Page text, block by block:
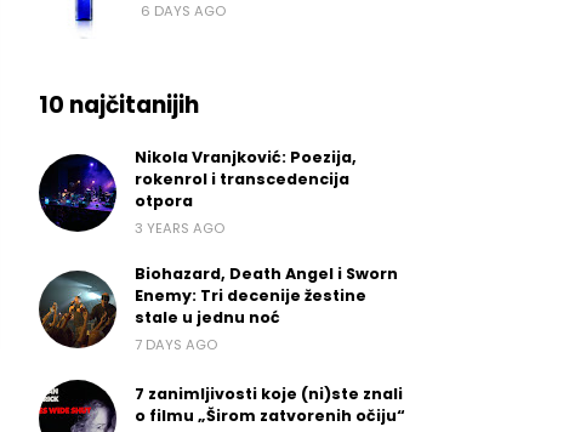
6 DAYS AGO
10 najčitanijih
Nikola Vranjković: Poezija,
rokenrol i transcedencija
otpora
3 YEARS AGO
Biohazard, Death Angel i Sworn
Enemy: Tri decenije žestine
stale u jednu noć
7 DAYS AGO
7 zanimljivosti koje (ni)ste znali
o filmu „Širom zatvorenih očiju“